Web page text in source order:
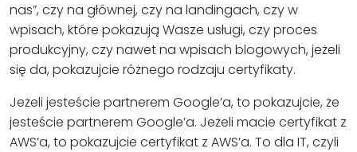
nas”, czy na głównej, czy na landingach, czy w
wpisach, które pokazują Wasze usługi, czy proces
produkcyjny, czy nawet na wpisach blogowych, jeżeli
się da, pokazujcie różnego rodzaju certyfikaty.
Jeżeli jesteście partnerem Google’a, to pokazujcie, że
jesteście partnerem Google’a. Jeżeli macie certyfikat z
AWS’a, to pokazujcie certyfikat z AWS’a. To dla IT, czyli